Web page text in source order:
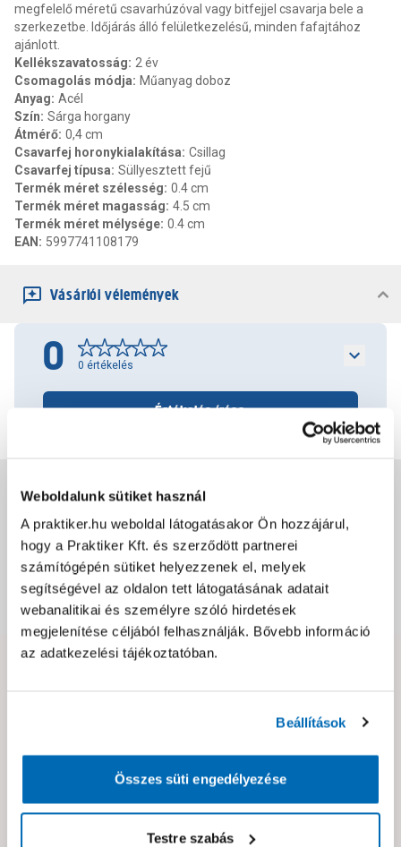
Weboldalunk sütiket használ
A praktiker.hu weboldal látogatásakor Ön hozzájárul,
hogy a Praktiker Kft. és szerződött partnerei
számítógépén sütiket helyezzenek el, melyek
segítségével az oldalon tett látogatásának adatait
webanalitikai és személyre szóló hirdetések
megjelenítése céljából felhasználják. Bővebb információ
az adatkezelési tájékoztatóban.
Beállítások
Összes süti engedélyezése
Testre szabás
megfelelő méretű csavarhúzóval vagy bitfejjel csavarja bele a
szerkezetbe. Időjárás álló felületkezelésű, minden fafajtához
ajánlott.
Kellékszavatosság: 2 év
Csomagolás módja: Műanyag doboz
Anyag: Acél
Szín: Sárga horgany
Átmérő: 0,4 cm
Csavarfej horonykialakítása: Csillag
Csavarfej típusa: Süllyesztett fejű
Termék méret szélesség: 0.4 cm
Termék méret magasság: 4.5 cm
Termék méret mélysége: 0.4 cm
EAN : 5997741108179
Vásárlói vélemények
0 0 értékelés
Értékelés írása
Jótállás, szavatosság
Csomagolási és súly információk
Dokumentumok, felelős személy
Neked ajánljuk!